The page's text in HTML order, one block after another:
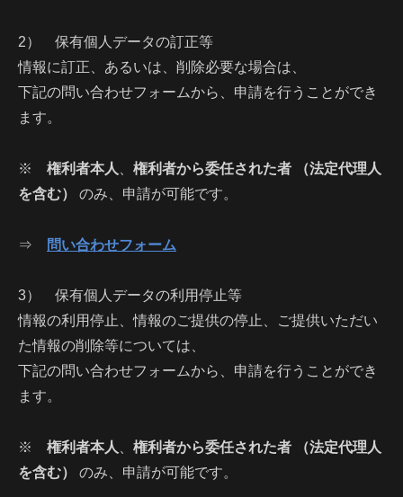
2） 保有個人データの訂正等
情報に訂正、あるいは、削除必要な場合は、
下記の問い合わせフォームから、申請を行うことができ
ます。
※ 権利者本人
権利者から委任された者 （法定代理人
を含む）
のみ、申請が可能です。
⇒ 問い合わせフォーム
3） 保有個人データの利用停止等
情報の利用停止、情報のご提供の停止、ご提供いただい
た情報の削除等については、
下記の問い合わせフォームから、申請を行うことができ
ます。
※ 権利者本人
権利者から委任された者 （法定代理人
を含む）
のみ、申請が可能です。